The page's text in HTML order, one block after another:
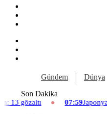
Gündem Dünya
Son Dakika
07:59Japonya'da aşırı sıcaklar